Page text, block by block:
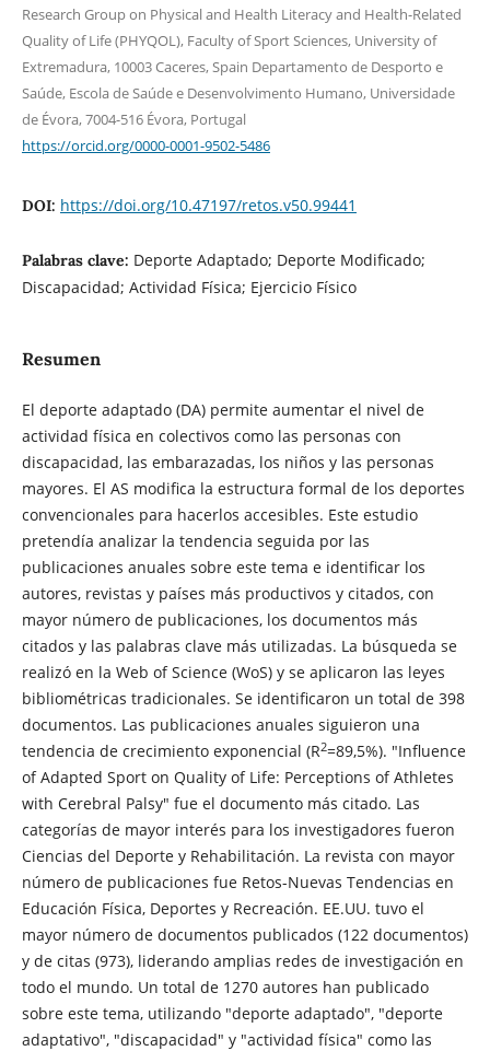
Research Group on Physical and Health Literacy and Health-Related
Quality of Life (PHYQOL), Faculty of Sport Sciences, University of
Extremadura, 10003 Caceres, Spain Departamento de Desporto e
Saúde, Escola de Saúde e Desenvolvimento Humano, Universidade
de Évora, 7004-516 Évora, Portugal
https://orcid.org/0000-0001-9502-5486
DOI: https://doi.org/10.47197/retos.v50.99441
Palabras clave: Deporte Adaptado; Deporte Modificado;
Discapacidad; Actividad Física; Ejercicio Físico
Resumen
El deporte adaptado (DA) permite aumentar el nivel de
actividad física en colectivos como las personas con
discapacidad, las embarazadas, los niños y las personas
mayores. El AS modifica la estructura formal de los deportes
convencionales para hacerlos accesibles. Este estudio
pretendía analizar la tendencia seguida por las
publicaciones anuales sobre este tema e identificar los
autores, revistas y países más productivos y citados, con
mayor número de publicaciones, los documentos más
citados y las palabras clave más utilizadas. La búsqueda se
realizó en la Web of Science (WoS) y se aplicaron las leyes
bibliométricas tradicionales. Se identificaron un total de 398
documentos. Las publicaciones anuales siguieron una
tendencia de crecimiento exponencial (R2=89,5%). "Influence
of Adapted Sport on Quality of Life: Perceptions of Athletes
with Cerebral Palsy" fue el documento más citado. Las
categorías de mayor interés para los investigadores fueron
Ciencias del Deporte y Rehabilitación. La revista con mayor
número de publicaciones fue Retos-Nuevas Tendencias en
Educación Física, Deportes y Recreación. EE.UU. tuvo el
mayor número de documentos publicados (122 documentos)
y de citas (973), liderando amplias redes de investigación en
todo el mundo. Un total de 1270 autores han publicado
sobre este tema, utilizando "deporte adaptado", "deporte
adaptativo", "discapacidad" y "actividad física" como las